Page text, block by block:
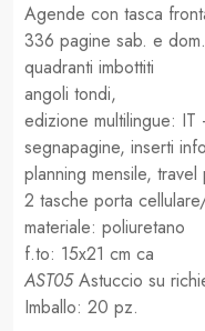
Agende con tasca
336 pagine sab. e
quadranti imbottiti
angoli tondi,
edizione multilingue:
segnapagine, inserti
planning mensile, travel
2 tasche porta
materiale: poliuretano
f.to: 15x21 cm ca
AST05Astuccio su
Imballo: 20 pz.